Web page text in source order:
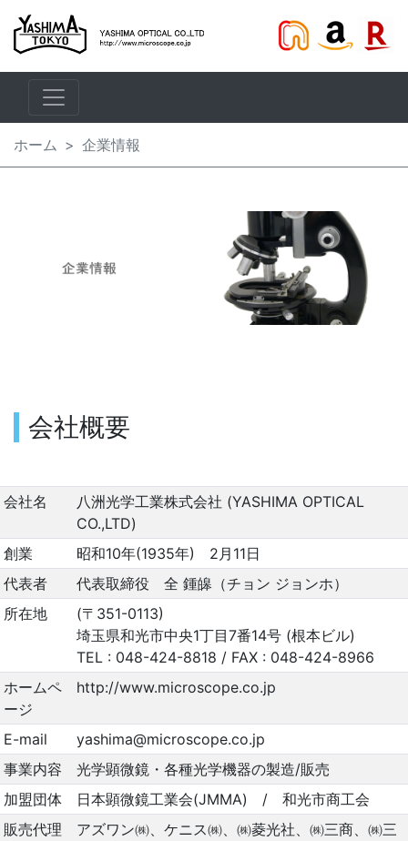
ホーム 企業情報
会社概要
会社名
八洲光学工業株式会社 (YASHIMA OPTICAL
CO.,LTD)
創業
昭和10年(1935年) 2月11日
代表者
代表取締役 全 鍾皞（チョン ジョンホ）
所在地
(〒351-0113)
埼玉県和光市中央1丁目7番14号 (根本ビル)
TEL : 048-424-8818 / FAX : 048-424-8966
ホームペ
ージ
http://www.microscope.co.jp
E-mail
yashima@microscope.co.jp
事業内容
光学顕微鏡・各種光学機器の製造/販売
加盟団体
日本顕微鏡工業会(JMMA) / 和光市商工会
販売代理
アズワン㈱、 ケニス㈱、 ㈱菱光社、 ㈱三商、 ㈱三